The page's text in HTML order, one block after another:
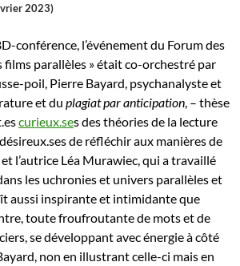
2023)
conférence, l’événement du Forum des
films parallèles » était co-orchestré par
poil, Pierre Bayard, psychanalyste et
et du plagiat par anticipation , – thèse
curieux.ses des théories de la lecture
de réfléchir aux manières de
l’autrice Léa Murawiec, qui a travaillé
les uchronies et univers parallèles et
aussi inspirante et intimidante que
toute froufroutante de mots et de
se développant avec énergie à côté
non en illustrant celle-ci mais en